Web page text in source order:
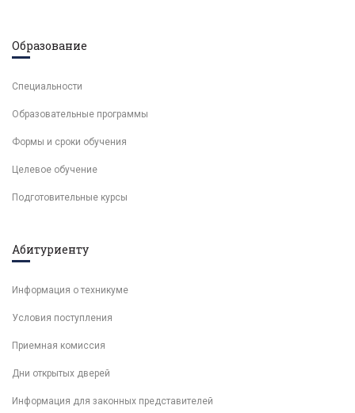
Образование
Специальности
Образовательные программы
Формы и сроки обучения
Целевое обучение
Подготовительные курсы
Абитуриенту
Информация о техникуме
Условия поступления
Приемная комиссия
Дни открытых дверей
Информация для законных представителей